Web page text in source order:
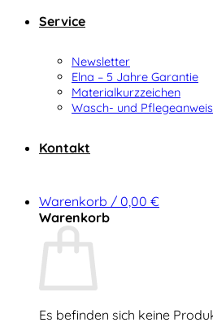
Service
Newsletter
Elna – 5 Jahre Garantie
Materialkurzzeichen
Wasch- und
Kontakt
Warenkorb / 0,00 €
Warenkorb
Es befinden sich keine